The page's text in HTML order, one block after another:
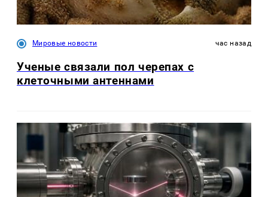
Мировые новости час назад
Ученые связали пол черепах с
клеточными антеннами